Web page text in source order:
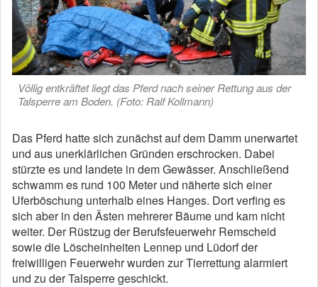
Völlig entkräftet liegt das Pferd nach seiner Rettung aus der
Talsperre am Boden. (Foto: Ralf Kollmann)
Das Pferd hatte sich zunächst auf dem Damm unerwartet
und aus unerklärlichen Gründen erschrocken. Dabei
stürzte es und landete in dem Gewässer. Anschließend
schwamm es rund 100 Meter und näherte sich einer
Uferböschung unterhalb eines Hanges. Dort verfing es
sich aber in den Ästen mehrerer Bäume und kam nicht
weiter. Der Rüstzug der Berufsfeuerwehr Remscheid
sowie die Löscheinheiten Lennep und Lüdorf der
freiwilligen Feuerwehr wurden zur Tierrettung alarmiert
und zu der Talsperre geschickt.